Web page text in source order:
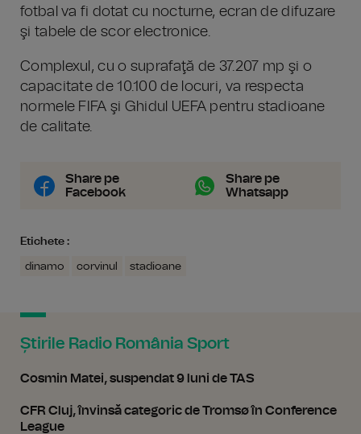
fotbal va fi dotat cu nocturne, ecran de difuzare
şi tabele de scor electronice.
Complexul, cu o suprafaţă de 37.207 mp şi o
capacitate de 10.100 de locuri, va respecta
normele FIFA şi Ghidul UEFA pentru stadioane
de calitate.
Share pe
Facebook
Share pe
Whatsapp
Etichete :
dinamo corvinul stadioane
Știrile Radio România Sport
Cosmin Matei, suspendat 9 luni de TAS
CFR Cluj, învinsă categoric de Tromsø în Conference
League